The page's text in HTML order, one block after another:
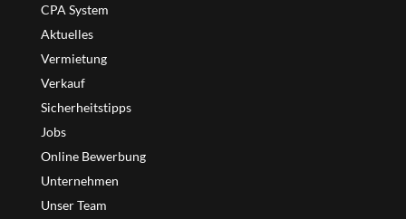
CPA System
Aktuelles
Vermietung
Verkauf
Sicherheitstipps
Jobs
Online Bewerbung
Unternehmen
Unser Team